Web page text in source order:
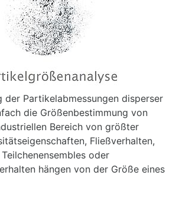
der Partikelabmessungen disperser
die Größenbestimmung von
Bereich von größter
Fließverhalten,
oder
hängen von der Größe eines